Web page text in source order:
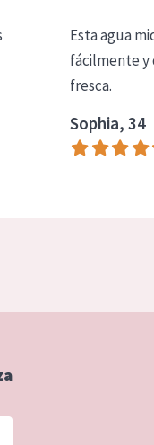
Esta agua
fácilmente y
fresca.
Sophia, 34